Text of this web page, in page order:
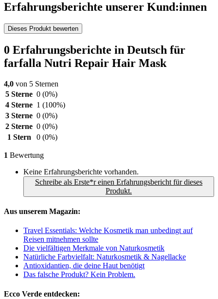
Erfahrungsberichte unserer Kund:innen
Dieses Produkt bewerten
0 Erfahrungsberichte in Deutsch für
farfalla Nutri Repair Hair Mask
4,0 von 5 Sternen
5 Sterne 0 (0%)
4 Sterne 1 (100%)
3 Sterne 0 (0%)
2 Sterne 0 (0%)
1 Stern
0 (0%)
1 Bewertung
Keine Erfahrungsberichte vorhanden.
Schreibe als Erste*r einen Erfahrungsbericht für dieses
Produkt.
Aus unserem Magazin:
Travel Essentials: Welche Kosmetik man unbedingt auf
Reisen mitnehmen sollte
Die vielfältigen Merkmale von Naturkosmetik
Natürliche Farbvielfalt: Naturkosmetik & Nagellacke
Antioxidantien, die deine Haut benötigt
Das falsche Produkt? Kein Problem.
Ecco Verde entdecken: